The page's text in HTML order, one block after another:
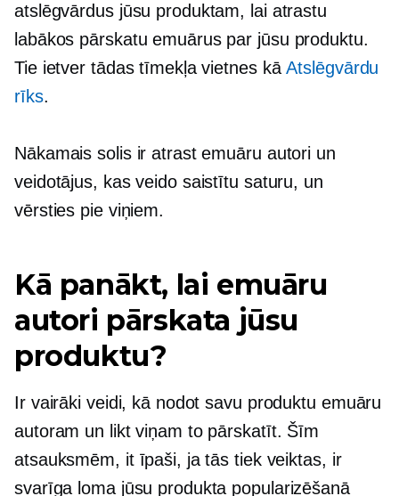
atslēgvārdus jūsu produktam, lai atrastu
labākos pārskatu emuārus par jūsu produktu.
Tie ietver tādas tīmekļa vietnes kāAtslēgvārdu
rīks.
Nākamais solis ir atrast emuāru autori un
veidotājus, kas veido saistītu saturu, un
vērsties pie viņiem.
Kā panākt, lai emuāru
autori pārskata jūsu
produktu?
Ir vairāki veidi, kā nodot savu produktu emuāru
autoram un likt viņam to pārskatīt. Šīm
atsauksmēm, it īpaši, ja tās tiek veiktas, ir
svarīga loma jūsu produkta popularizēšanā